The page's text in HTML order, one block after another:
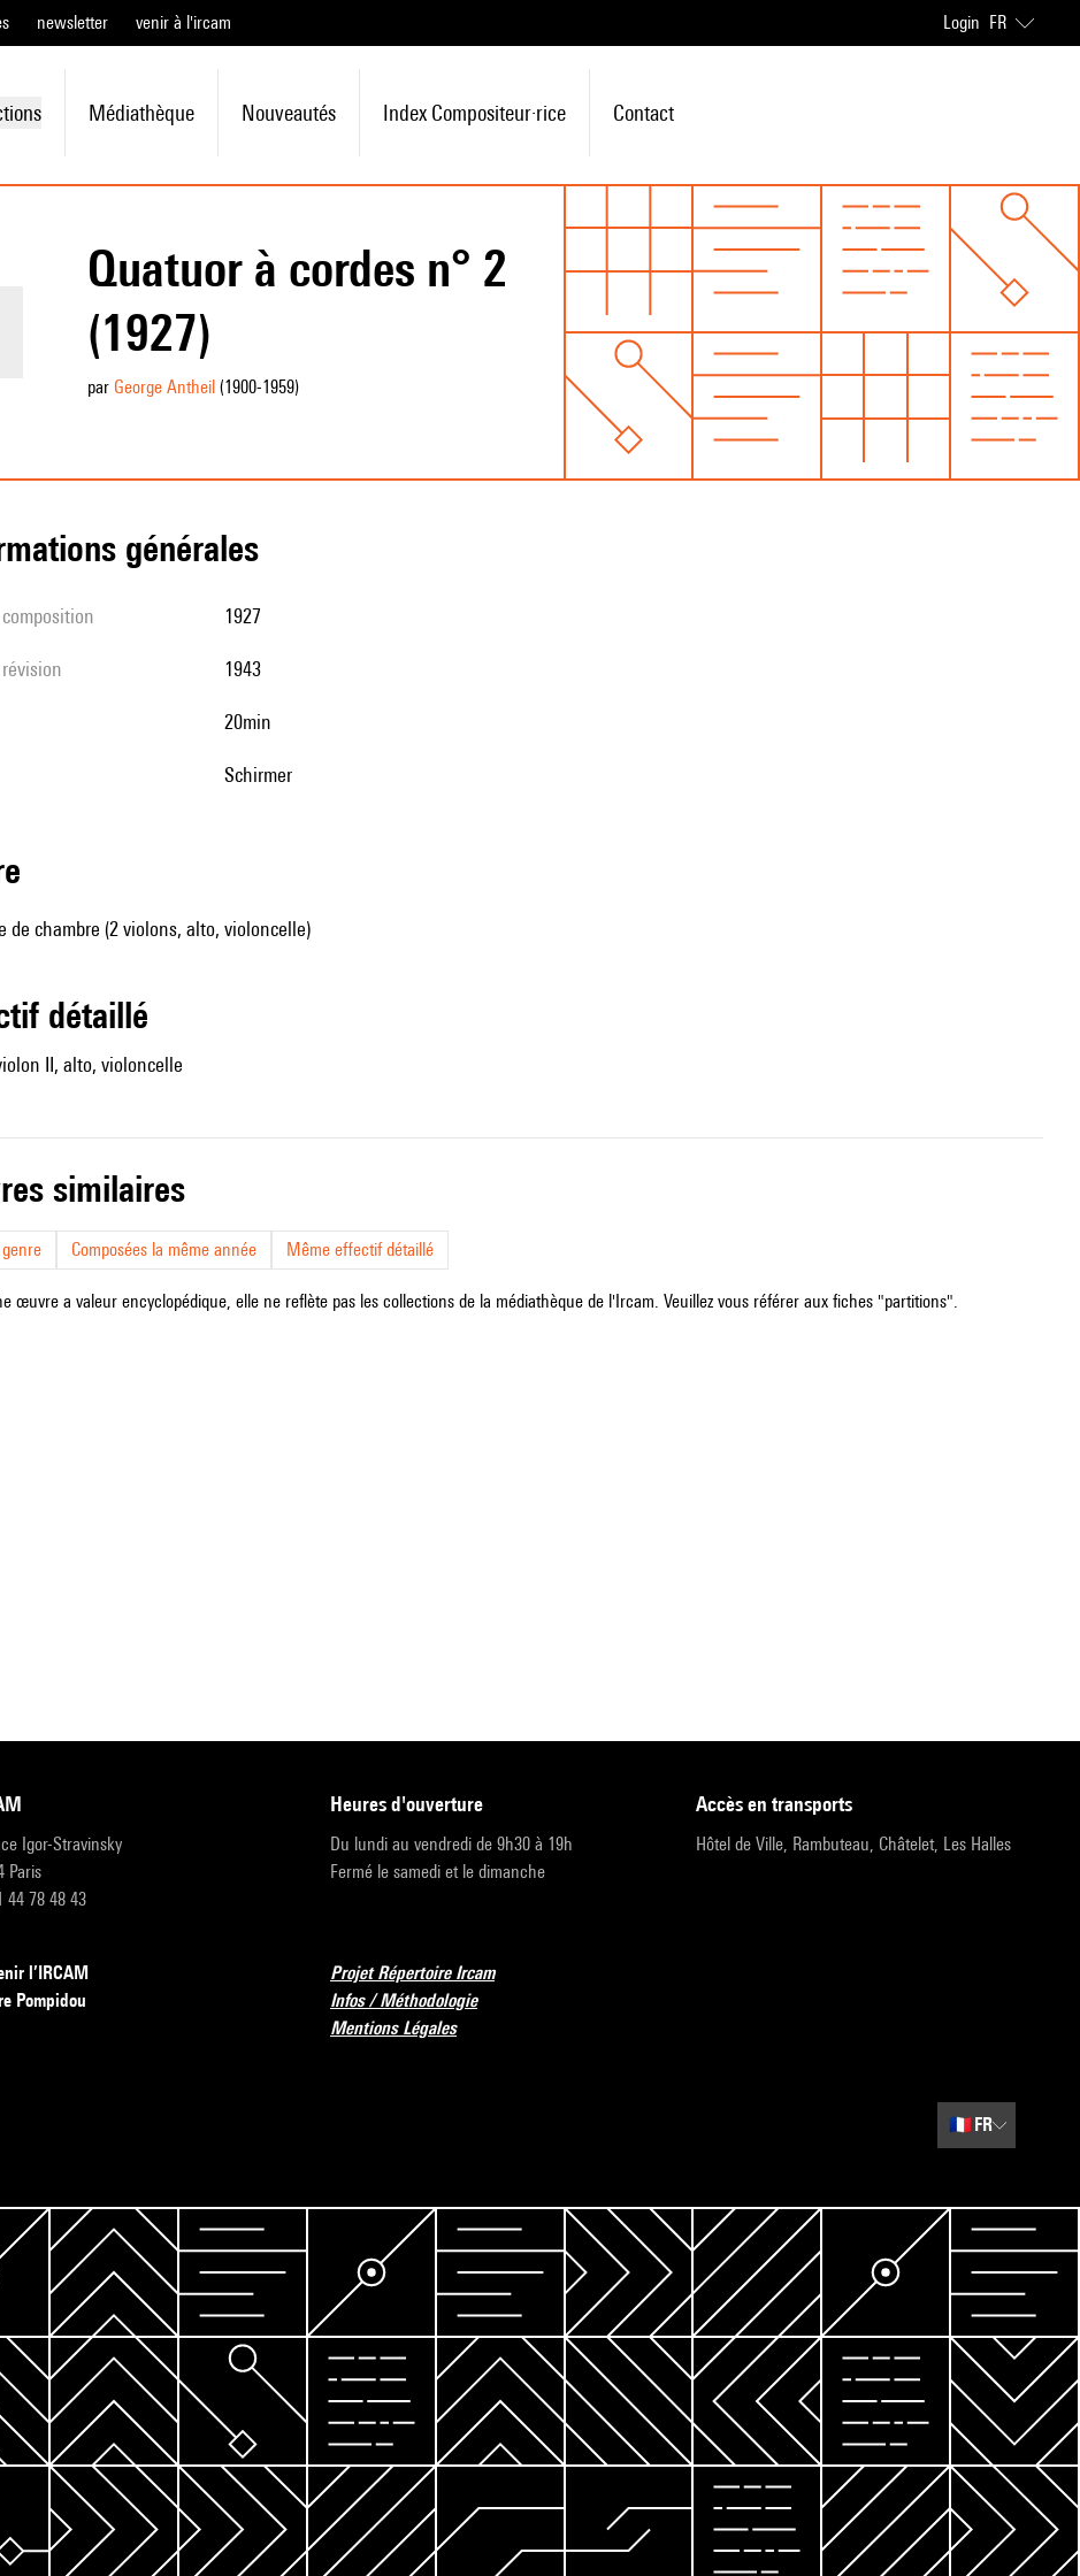
newsletter venir à l'ircam Login FR
Médiathèque Nouveautés Index Compositeur·rice Contact
Quatuor à cordes n° 2
(1927)
par George Antheil(1900-1959)
générales
composition 1927
révision 1943
20min
Schirmer
de chambre (2 violons, alto, violoncelle)
détaillé
II, alto, violoncelle
similaires
Composées la même année Même effectif détaillé
œuvre a valeur encyclopédique, elle ne reflète pas les collections de la médiathèque de l'Ircam. Veuillez vous référer aux fiches "partitions".
Igor-Stravinsky
Paris
44 78 48 43
heures d'ouverture
Du lundi au vendredi de 9h30 à 19h
Fermé le samedi et le dimanche
accès en transports
Hôtel de Ville, Rambuteau, Châtelet, Les Halles
l’IRCAM
Pompidou
Projet Répertoire Ircam
Infos / Méthodologie
Mentions Légales
🇫🇷 FR